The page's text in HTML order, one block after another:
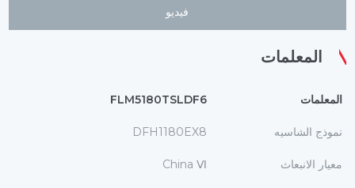
فيديو
المعلمات
المعلمات FLM5180TSLDF6
نموذج الشاسيه DFH1180EX8
معيار الانبعاث China Ⅵ